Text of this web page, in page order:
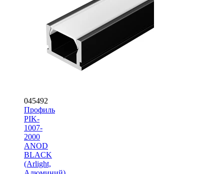
045492
Профиль
PIK-
1007-
2000
ANOD
BLACK
(Arlight,